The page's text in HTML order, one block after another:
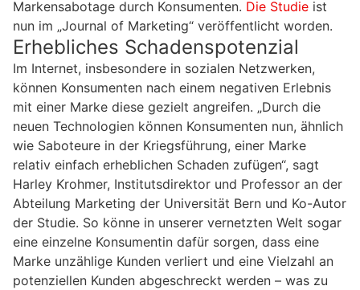
Markensabotage durch Konsumenten. Die Studie ist
nun im „Journal of Marketing“ veröffentlicht worden.
Erhebliches Schadenspotenzial
Im Internet, insbesondere in sozialen Netzwerken,
können Konsumenten nach einem negativen Erlebnis
mit einer Marke diese gezielt angreifen. „Durch die
neuen Technologien können Konsumenten nun, ähnlich
wie Saboteure in der Kriegsführung, einer Marke
relativ einfach erheblichen Schaden zufügen“, sagt
Harley Krohmer, Institutsdirektor und Professor an der
Abteilung Marketing der Universität Bern und Ko-Autor
der Studie. So könne in unserer vernetzten Welt sogar
eine einzelne Konsumentin dafür sorgen, dass eine
Marke unzählige Kunden verliert und eine Vielzahl an
potenziellen Kunden abgeschreckt werden – was zu